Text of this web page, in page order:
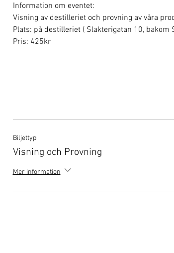
Information om eventet:
Visning av destilleriet och provning av våra
Plats: på destilleriet ( Slakterigatan 10, bakom
Pris: 425kr
Biljettyp
Visning och Provning
Mer information